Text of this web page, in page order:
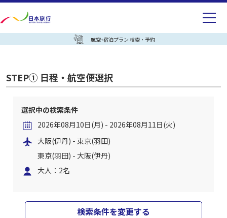
航空+宿泊プラン 検索・予約
STEP① 日程・航空便選択
選択中の検索条件
2026年08月10日(月) - 2026年08月11日(火)
大阪(伊丹) - 東京(羽田)
東京(羽田) - 大阪(伊丹)
大人：2名
検索条件を変更する